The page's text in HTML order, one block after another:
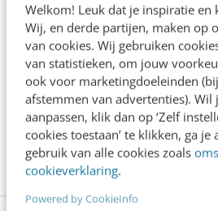
Welkom! Leuk dat je inspiratie en
Wij, en derde partijen, maken op
van cookies. Wij gebruiken
van statistieken, om jouw
ook voor marketingdoeleinden
afstemmen van advertenties). Wil
aanpassen, klik dan op ‘Zelf
cookies toestaan’ te klikken, ga
gebruik van alle cookies zoals
cookieverklaring.
Powered by CookieInfo
Je ‘sterke merk’
met een AI-agent
5 min· Edwin Vlems
Offline is terug:
merkbeleving je
8 min·Kristel Shannon